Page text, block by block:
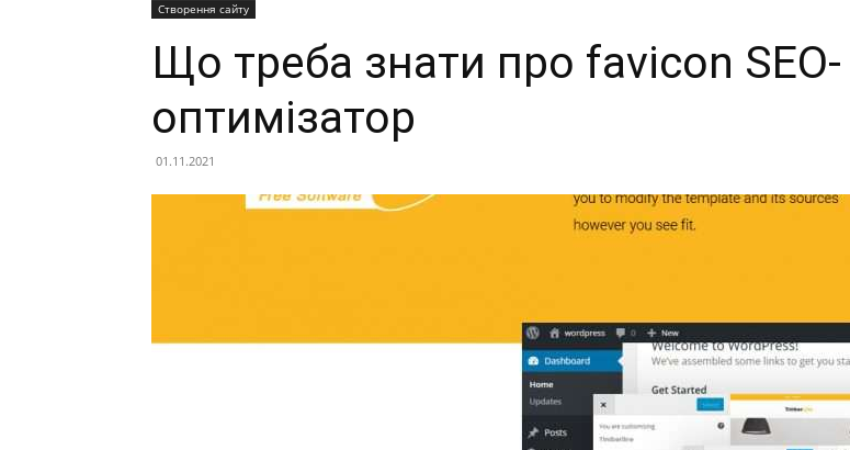
Створення сайту
Що треба знати про favicon SEO-
оптимізатор
01.11.2021